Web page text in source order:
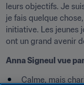
leurs objectifs. Je
je fais quelque
initiative. Les jeunes
ont un grand avenir
Anna Signeul vue
Calme, mais